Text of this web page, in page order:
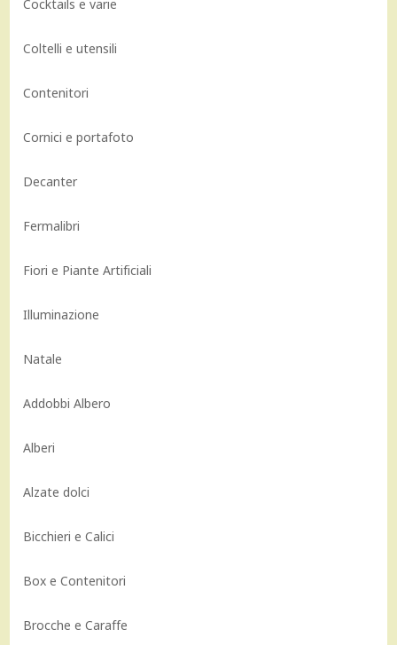
Cocktails e varie
Coltelli e utensili
Contenitori
Cornici e portafoto
Decanter
Fermalibri
Fiori e Piante Artificiali
Illuminazione
Natale
Addobbi Albero
Alberi
Alzate dolci
Bicchieri e Calici
Box e Contenitori
Brocche e Caraffe